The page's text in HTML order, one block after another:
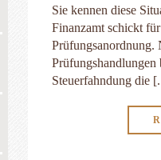
Sie kennen diese
Finanzamt schickt
Prüfungsanordnung.
Prüfungshandlungen
Steuerfahndung die